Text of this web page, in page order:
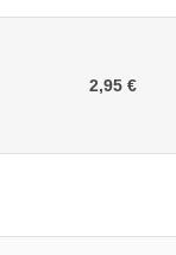
2,95 €